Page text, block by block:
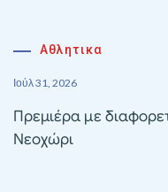
Αθλητικα
Ιούλ 31, 2026
Πρεμιέρα με
Νεοχώρι